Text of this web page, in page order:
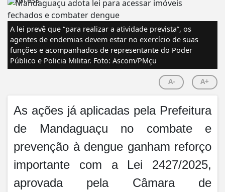
A lei prevê que “para realizar a atividade prevista”, os
agentes de endemias devem estar no exercício de suas
funções e acompanhados de representante do Poder
Público e Policia Militar. Foto: Ascom/PMçu
A- A+
As ações já aplicadas pela Prefeitura
de Mandaguaçu no combate e
prevenção à dengue ganham reforço
importante com a Lei 2427/2025,
aprovada pela Câmara de